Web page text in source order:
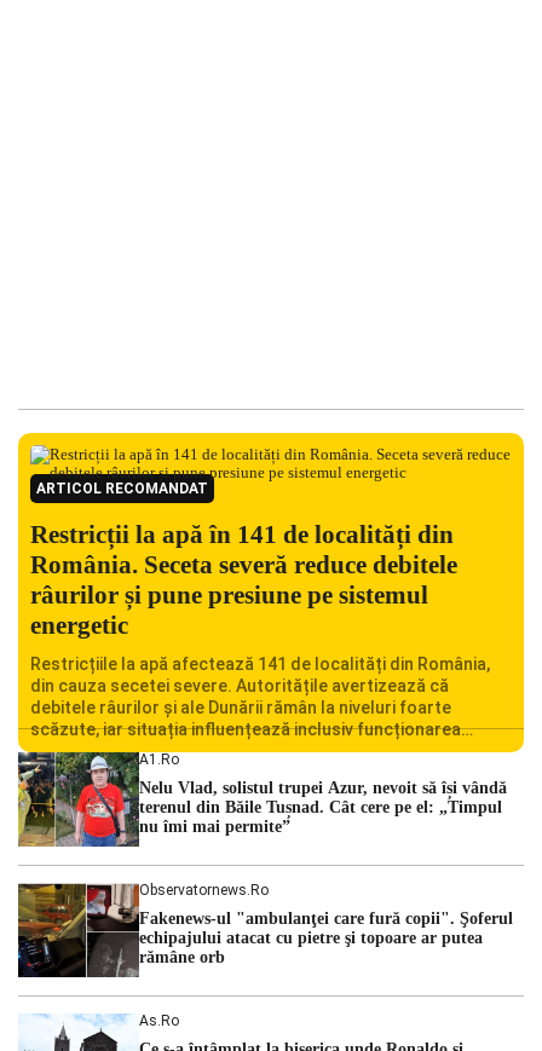
ARTICOL RECOMANDAT
Restricții la apă în 141 de localități din
România. Seceta severă reduce debitele
râurilor și pune presiune pe sistemul
energetic
Restricțiile la apă afectează 141 de localități din România,
din cauza secetei severe. Autoritățile avertizează că
debitele râurilor și ale Dunării rămân la niveluri foarte
scăzute, iar situația influențează inclusiv funcționarea
Centralei Nucleare de la Cernavodă. România se confruntă
cu una dintre cele mai dificile perioade din punct de vedere
hidrologic din ultimii ani. Lipsa […]
A1.ro
Nelu Vlad, solistul trupei Azur, nevoit să își vândă
terenul din Băile Tușnad. Cât cere pe el: „Timpul
nu îmi mai permite”
Observatornews.ro
Fakenews-ul "ambulanţei care fură copii". Şoferul
echipajului atacat cu pietre şi topoare ar putea
rămâne orb
As.ro